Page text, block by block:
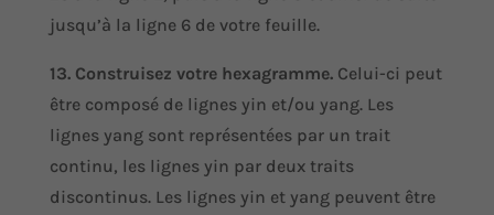
jusqu’à la ligne 6 de votre feuille.
13. Construisez votre hexagramme.Celui-ci peut
être composé de lignes yin et/ou yang. Les
lignes yang sont représentées par un trait
continu, les lignes yin par deux traits
discontinus. Les lignes yin et yang peuvent être